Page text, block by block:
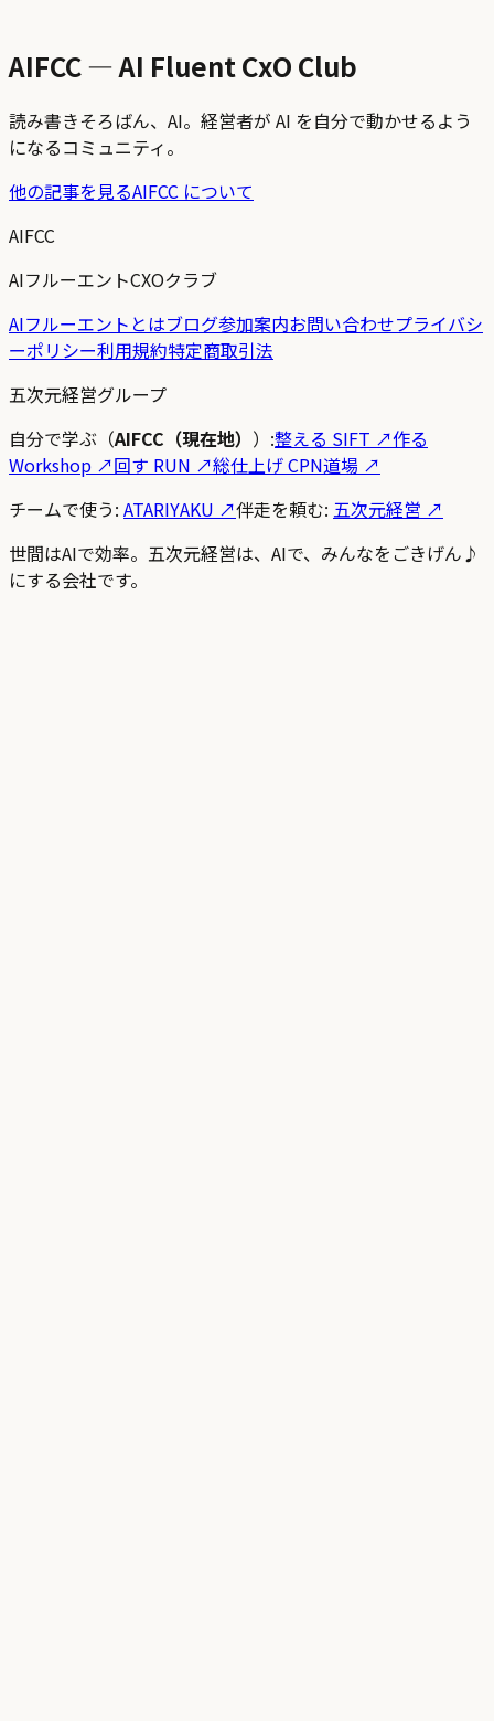
AIFCC — AI Fluent CxO Club
読み書きそろばん、AI。経営者が AI を自分で動かせるよう
になるコミュニティ。
他の記事を見るAIFCC について
AIFCC
AIフルーエントCXOクラブ
AIフルーエントとはブログ参加案内お問い合わせプライバシ
ーポリシー利用規約特定商取引法
五次元経営グループ
自分で学ぶ（AIFCC（現在地） ）:整える SIFT ↗作る
Workshop ↗回す RUN ↗総仕上げ CPN道場 ↗
チームで使う: ATARIYAKU ↗伴走を頼む: 五次元経営 ↗
世間はAIで効率。五次元経営は、AIで、みんなをごきげん♪
にする会社です。